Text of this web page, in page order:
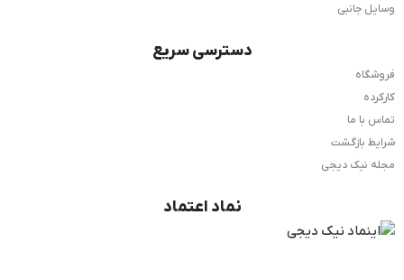
وسایل جانبی
دسترسی سریع
فروشگاه
کارکرده
تماس با ما
شرایط بازگشت
مجله نیک دیجی
نماد اعتماد